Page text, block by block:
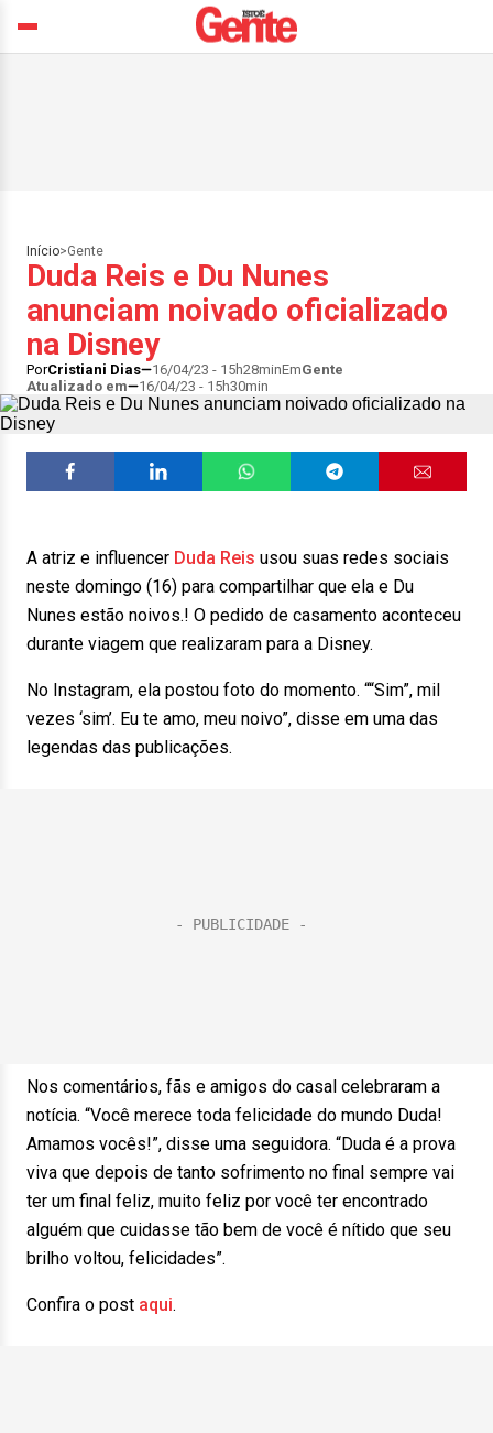
Início>Gente
Duda Reis e Du Nunes
anunciam noivado oficializado
na Disney
PorCristiani Dias 16/04/23 - 15h28minEmGente
Atualizado em
16/04/23 - 15h30min
A atriz e influencer Duda Reis usou suas redes sociais
neste domingo (16) para compartilhar que ela e Du
Nunes estão noivos.! O pedido de casamento aconteceu
durante viagem que realizaram para a Disney.
No Instagram, ela postou foto do momento. ““Sim”, mil
vezes ‘sim’. Eu te amo, meu noivo”, disse em uma das
legendas das publicações.
Nos comentários, fãs e amigos do casal celebraram a
notícia. “Você merece toda felicidade do mundo Duda!
Amamos vocês!”, disse uma seguidora. “Duda é a prova
viva que depois de tanto sofrimento no final sempre vai
ter um final feliz, muito feliz por você ter encontrado
alguém que cuidasse tão bem de você é nítido que seu
brilho voltou, felicidades”.
Confira o post aqui.